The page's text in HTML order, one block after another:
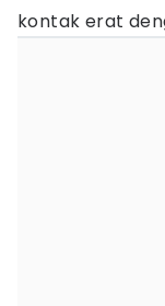
kontak erat